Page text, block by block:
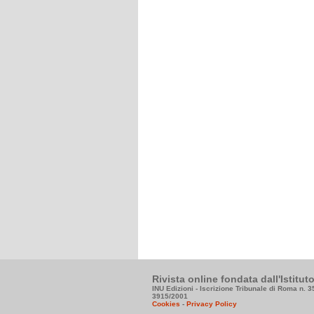
Rivista online fondata
INU Edizioni - Iscrizione Tribunale di Roma n.
3915/2001
Cookies - Privacy Policy